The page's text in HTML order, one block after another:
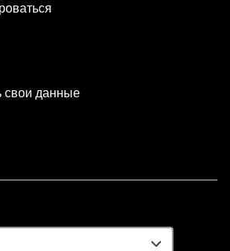
свои данные